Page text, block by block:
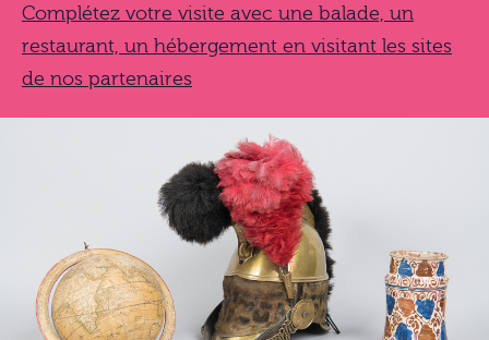
Complétez votre visite avec une balade, un
restaurant, un hébergement en visitant les sites
de nos partenaires